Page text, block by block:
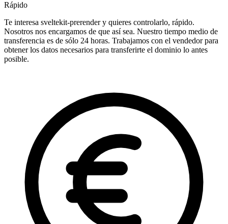
Rápido
Te interesa sveltekit-prerender y quieres controlarlo, rápido.
Nosotros nos encargamos de que así sea. Nuestro tiempo medio de
transferencia es de sólo 24 horas. Trabajamos con el vendedor para
obtener los datos necesarios para transferirte el dominio lo antes
posible.